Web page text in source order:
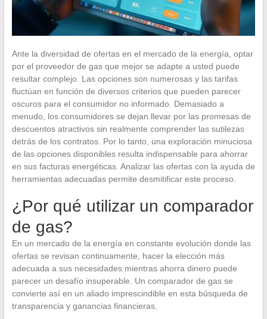
Ante la diversidad de ofertas en el mercado de la energía, optar
por el proveedor de gas que mejor se adapte a usted puede
resultar complejo. Las opciones son numerosas y las tarifas
fluctúan en función de diversos criterios que pueden parecer
oscuros para el consumidor no informado. Demasiado a
menudo, los consumidores se dejan llevar por las promesas de
descuentos atractivos sin realmente comprender las sutilezas
detrás de los contratos. Por lo tanto, una exploración minuciosa
de las opciones disponibles resulta indispensable para ahorrar
en sus facturas energéticas. Analizar las ofertas con la ayuda de
herramientas adecuadas permite desmitificar este proceso.
¿Por qué utilizar un comparador
de gas?
En un mercado de la energía en constante evolución donde las
ofertas se revisan continuamente, hacer la elección más
adecuada a sus necesidades mientras ahorra dinero puede
parecer un desafío insuperable. Un comparador de gas se
convierte así en un aliado imprescindible en esta búsqueda de
transparencia y ganancias financieras.